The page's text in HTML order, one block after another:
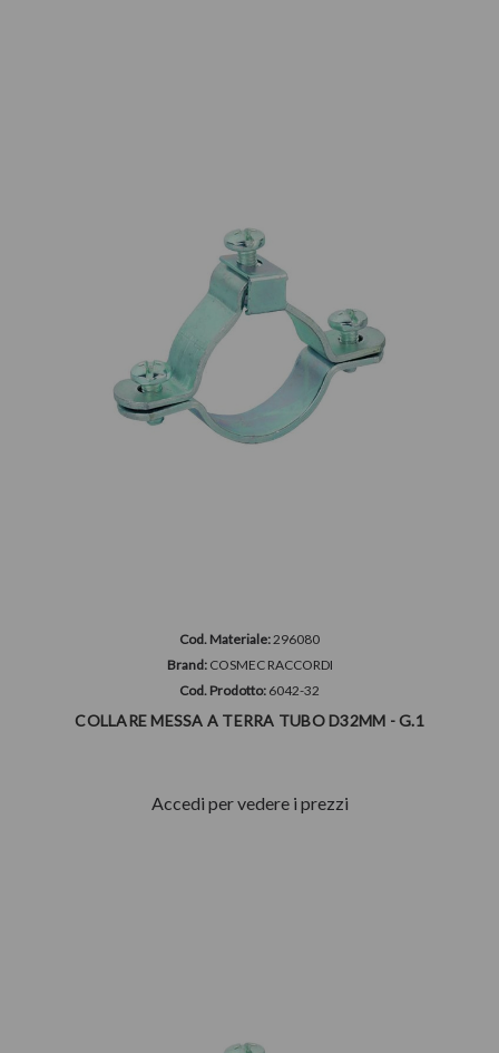
Cod. Materiale: 296080
Brand: COSMEC RACCORDI
Cod. Prodotto: 6042-32
COLLARE MESSA A TERRA TUBO D32MM - G.1
Accedi per vedere i prezzi